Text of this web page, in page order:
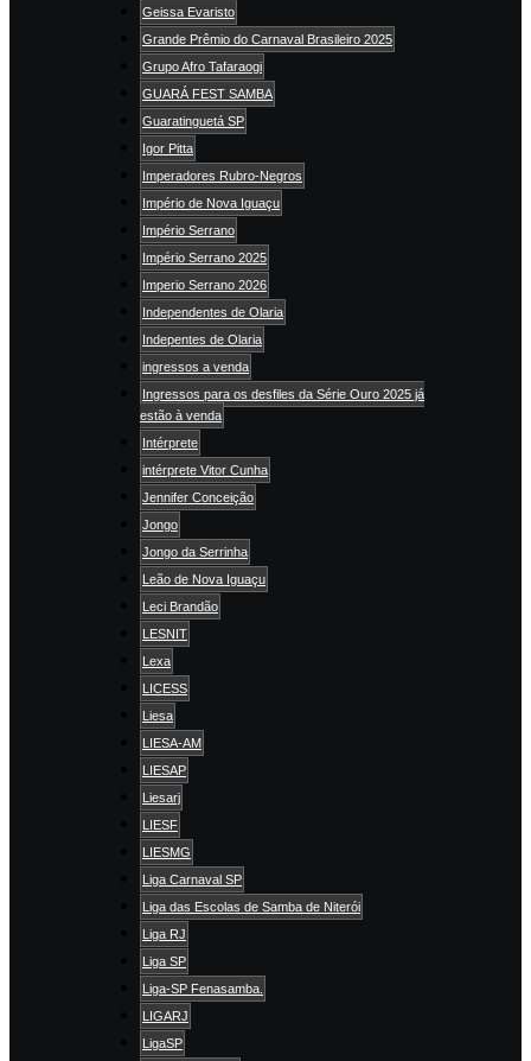
Geissa Evaristo
Grande Prêmio do Carnaval Brasileiro 2025
Grupo Afro Tafaraogi
GUARÁ FEST SAMBA
Guaratinguetá SP
Igor Pitta
Imperadores Rubro-Negros
Império de Nova Iguaçu
Império Serrano
Império Serrano 2025
Imperio Serrano 2026
Independentes de Olaria
Indepentes de Olaria
ingressos a venda
Ingressos para os desfiles da Série Ouro 2025 já
estão à venda
Intérprete
intérprete Vitor Cunha
Jennifer Conceição
Jongo
Jongo da Serrinha
Leão de Nova Iguaçu
Leci Brandão
LESNIT
Lexa
LICESS
Liesa
LIESA-AM
LIESAP
Liesarj
LIESF
LIESMG
Liga Carnaval SP
Liga das Escolas de Samba de Niterói
Liga RJ
Liga SP
Liga-SP Fenasamba.
LIGARJ
LigaSP